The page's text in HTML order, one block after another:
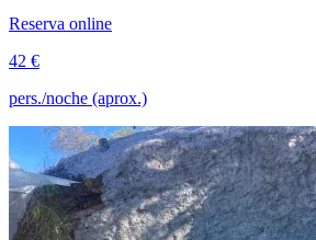
Reserva online
42 €
pers./noche (aprox.)